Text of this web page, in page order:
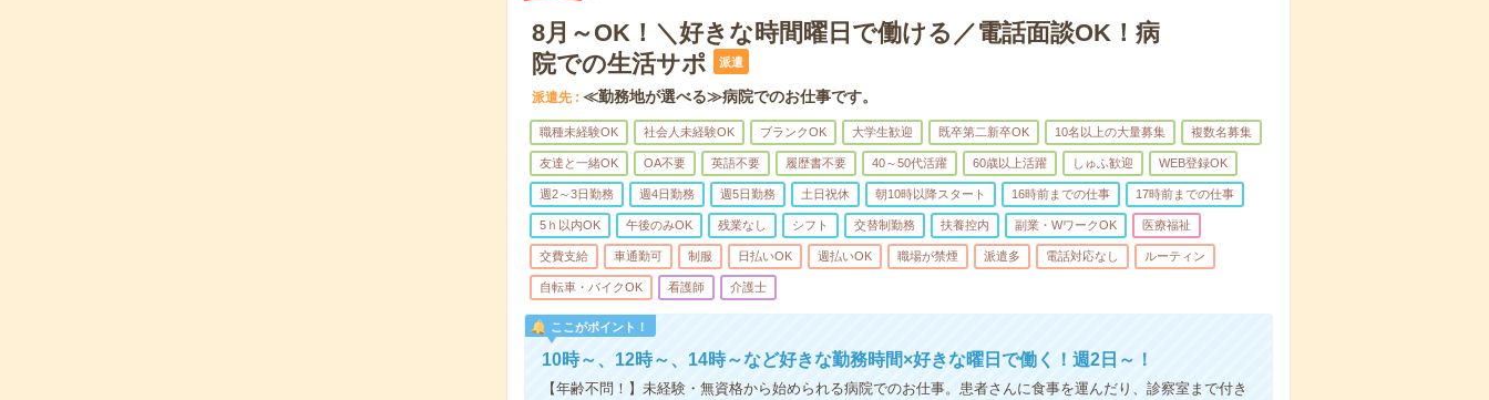
8月～OK！＼好きな時間曜日で働ける／電話面談OK！病
院での生活サポ
派遣
派遣先 ≪勤務地が選べる≫病院でのお仕事です。
職種未経験OK 社会人未経験OK ブランクOK 大学生歓迎 既卒第二新卒OK 10名以上の大量募集 複数名募集
友達と一緒OK OA不要 英語不要 履歴書不要 40～50代活躍 60歳以上活躍 しゅふ歓迎 WEB登録OK
週2～3日勤務 週4日勤務 週5日勤務 土日祝休 朝10時以降スタート 16時前までの仕事 17時前までの仕事
5ｈ以内OK 午後のみOK 残業なし シフト 交替制勤務 扶養控内 副業・WワークOK 医療福祉
交費支給 車通勤可 制服 日払いOK 週払いOK 職場が禁煙 派遣多 電話対応なし ルーティン
自転車・バイクOK 看護師 介護士
ここがポイント！
10時～、12時～、14時～など好きな勤務時間×好きな曜日で働く！週2日～！
【年齢不問！】未経験・無資格から始められる病院でのお仕事。患者さんに食事を運んだり、診察室まで付き